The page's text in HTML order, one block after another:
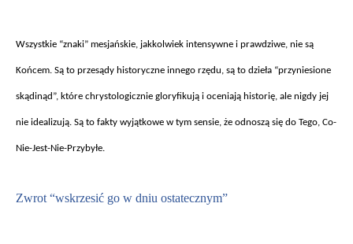
Wszystkie “znaki” mesjańskie, jakkolwiek intensywne i prawdziwe, nie są
Końcem. Są to przesądy historyczne innego rzędu, są to dzieła “przyniesione
skądinąd”, które chrystologicznie gloryfikują i oceniają historię, ale nigdy jej
nie idealizują. Są to fakty wyjątkowe w tym sensie, że odnoszą się do Tego, Co-
Nie-Jest-Nie-Przybyłe.
Zwrot “wskrzesić go w dniu ostatecznym”